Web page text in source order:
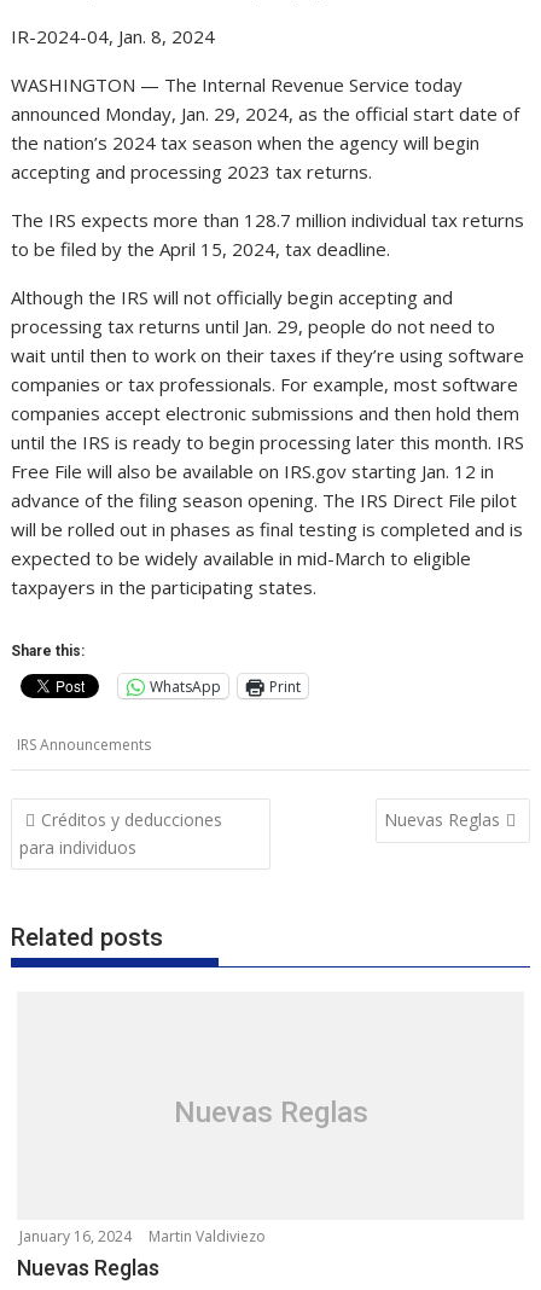
IR-2024-04, Jan. 8, 2024
WASHINGTON — The Internal Revenue Service today
announced Monday, Jan. 29, 2024, as the official start date of
the nation’s 2024 tax season when the agency will begin
accepting and processing 2023 tax returns.
The IRS expects more than 128.7 million individual tax returns
to be filed by the April 15, 2024, tax deadline.
Although the IRS will not officially begin accepting and
processing tax returns until Jan. 29, people do not need to
wait until then to work on their taxes if they’re using software
companies or tax professionals. For example, most software
companies accept electronic submissions and then hold them
until the IRS is ready to begin processing later this month. IRS
Free File will also be available on IRS.gov starting Jan. 12 in
advance of the filing season opening. The IRS Direct File pilot
will be rolled out in phases as final testing is completed and is
expected to be widely available in mid-March to eligible
taxpayers in the participating states.
Share this:
WhatsApp Print
IRS Announcements
Post
navigation
Créditos y deducciones
para individuos
Nuevas Reglas
Related posts
Nuevas Reglas
January 16, 2024 Martin Valdiviezo
Nuevas Reglas